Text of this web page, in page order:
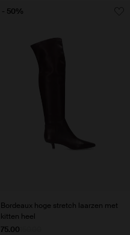
Bordeaux hoge stretch laarzen met
kitten heel
75.00
- 50%